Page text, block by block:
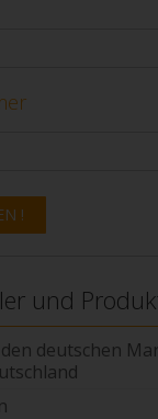
und
deutschen